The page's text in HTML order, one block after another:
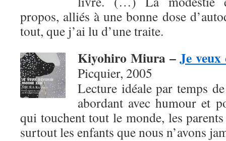
propos, alliés à une bonne dose
tout, que j’ai lu d’une traite.
Kiyohiro Miura –Je
Picquier, 2005
Lecture idéale par temps
abordant avec humour et
qui touchent tout le monde, les
surtout les enfants que nous n’avons